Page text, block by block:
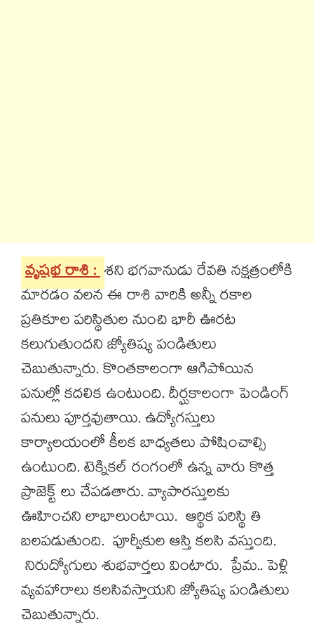
వృషభ రాశి :శని భగవానుడు రేవతి నక్షత్రంలోకి
మారడం వలన ఈ రాశి వారికి అన్నీ రకాల
ప్రతికూల పరిస్థితుల నుంచి భారీ ఊరట
కలుగుతుందని జ్యోతిష్య పండితులు
చెబుతున్నారు. కొంతకాలంగా ఆగిపోయిన
పనుల్లో కదలిక ఉంటుంది. దీర్ఘకాలంగా పెండింగ్​
పనులు పూర్తవుతాయి. ఉద్యోగస్తులు
కార్యాలయంలో కీలక బాధ్యతలు పోషించాల్సి
ఉంటుంది. టెక్నికల్​ రంగంలో ఉన్న వారు కొత్త
ప్రాజెక్ట్​ లు చేపడతారు. వ్యాపారస్తులకు
ఊహించని లాభాలుంటాయి. ఆర్థిక పరిస్థి తి
బలపడుతుంది. పూర్వీకుల ఆస్తి కలసి వస్తుంది.
నిరుద్యోగులు శుభవార్తలు వింటారు. ప్రేమ.. పెళ్లి
వ్యవహారాలు కలసివస్తాయని జ్యోతిష్య పండితులు
చెబుతున్నారు.